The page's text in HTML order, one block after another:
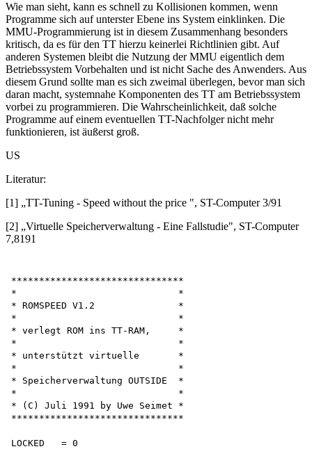
Wie man sieht, kann es schnell zu Kollisionen kommen, wenn
Programme sich auf unterster Ebene ins System einklinken. Die
MMU-Programmierung ist in diesem Zusammenhang besonders
kritisch, da es für den TT hierzu keinerlei Richtlinien gibt. Auf
anderen Systemen bleibt die Nutzung der MMU eigentlich dem
Betriebssystem Vorbehalten und ist nicht Sache des Anwenders. Aus
diesem Grund sollte man es sich zweimal überlegen, bevor man sich
daran macht, systemnahe Komponenten des TT am Betriebssystem
vorbei zu programmieren. Die Wahrscheinlichkeit, daß solche
Programme auf einem eventuellen TT-Nachfolger nicht mehr
funktionieren, ist äußerst groß.
US
Literatur:
[1] „TT-Tuning - Speed without the price ", ST-Computer 3/91
[2] „Virtuelle Speicherverwaltung - Eine Fallstudie", ST-Computer
7,8191
*******************************
*                             *
* ROMSPEED V1.2               *
*                             *
* verlegt ROM ins TT-RAM,     *
*                             *
* unterstützt virtuelle       *
*                             *
* Speicherverwaltung OUTSIDE  *
*                             *
* (C) Juli 1991 by Uwe Seimet *
*******************************
LOCKED   = 0